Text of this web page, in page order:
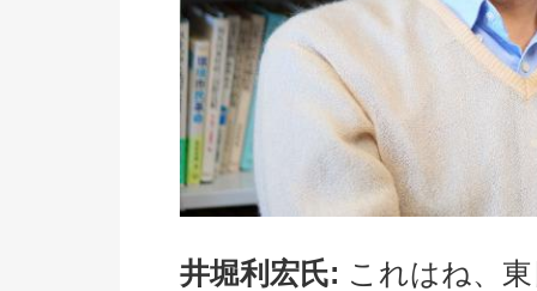
井堀利宏氏: これはね、